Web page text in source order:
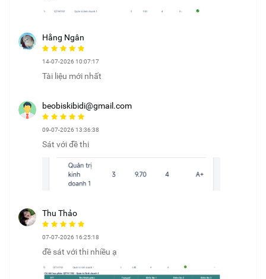
Hằng Ngân
14-07-2026 10:07:17
Tài liệu mới nhất
beobiskibidi@gmail.com
09-07-2026 13:36:38
Sát với đề thi
Thu Thảo
07-07-2026 16:25:18
đề sát với thi nhiều ạ